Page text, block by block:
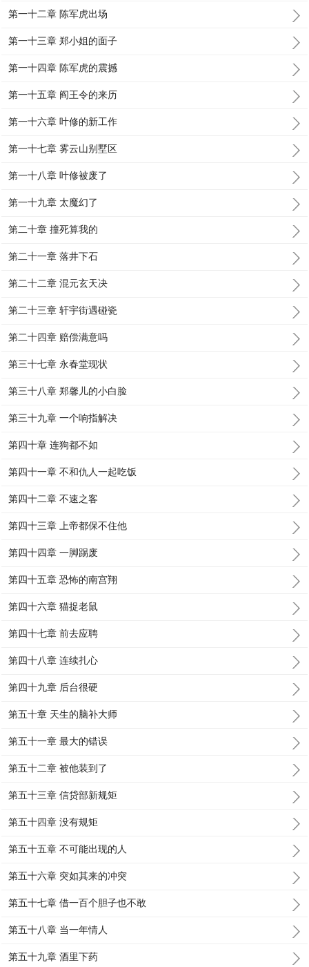
第一十二章 陈军虎出场
第一十三章 郑小姐的面子
第一十四章 陈军虎的震撼
第一十五章 阎王令的来历
第一十六章 叶修的新工作
第一十七章 雾云山别墅区
第一十八章 叶修被废了
第一十九章 太魔幻了
第二十章 撞死算我的
第二十一章 落井下石
第二十二章 混元玄天决
第二十三章 轩宇街遇碰瓷
第二十四章 赔偿满意吗
第三十七章 永春堂现状
第三十八章 郑馨儿的小白脸
第三十九章 一个响指解决
第四十章 连狗都不如
第四十一章 不和仇人一起吃饭
第四十二章 不速之客
第四十三章 上帝都保不住他
第四十四章 一脚踢废
第四十五章 恐怖的南宫翔
第四十六章 猫捉老鼠
第四十七章 前去应聘
第四十八章 连续扎心
第四十九章 后台很硬
第五十章 天生的脑补大师
第五十一章 最大的错误
第五十二章 被他装到了
第五十三章 信贷部新规矩
第五十四章 没有规矩
第五十五章 不可能出现的人
第五十六章 突如其来的冲突
第五十七章 借一百个胆子也不敢
第五十八章 当一年情人
第五十九章 酒里下药